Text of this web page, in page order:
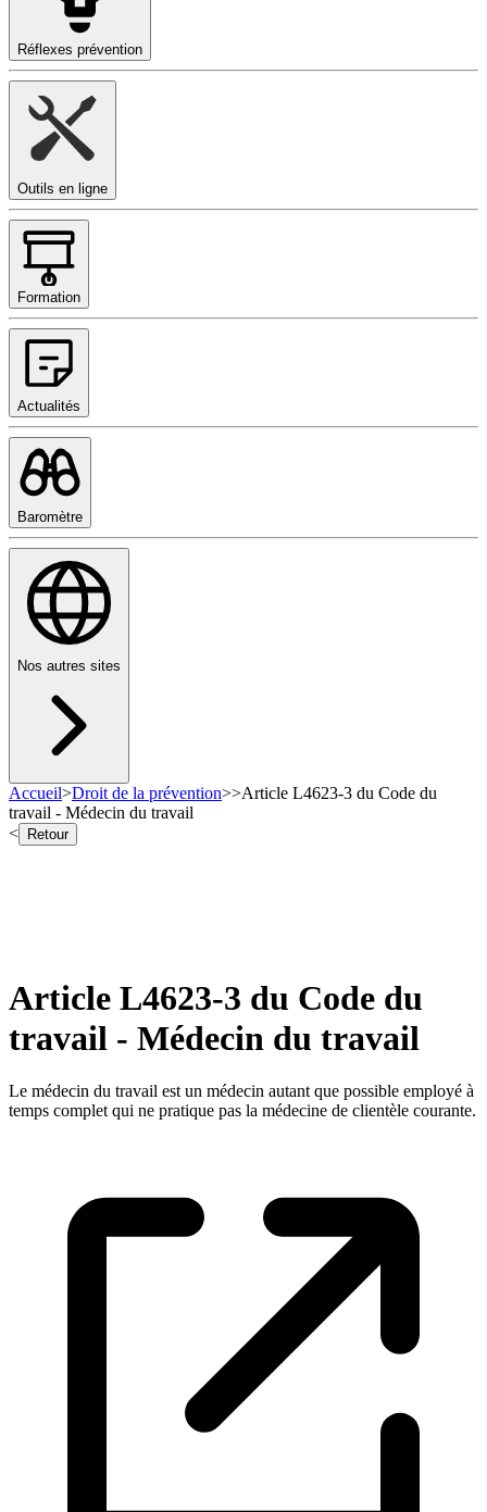
Réflexes prévention
Outils en ligne
Formation
Actualités
Baromètre
Nos autres sites
Accueil>Droit de la prévention>>Article L4623-3 du Code du
travail - Médecin du travail
<
Retour
Article L4623-3 du Code du
travail - Médecin du travail
Le médecin du travail est un médecin autant que possible employé à
temps complet qui ne pratique pas la médecine de clientèle courante.